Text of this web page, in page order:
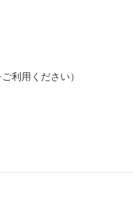
利用ください）